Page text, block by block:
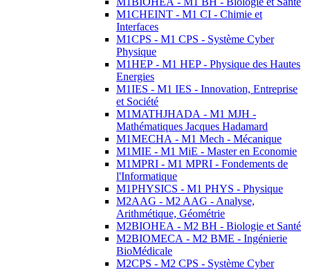
M1CHEINT - M1 CI - Chimie et
Interfaces
M1CPS - M1 CPS - Système Cyber
Physique
M1HEP - M1 HEP - Physique des Hautes
Energies
M1IES - M1 IES - Innovation, Entreprise
et Société
M1MATHJHADA - M1 MJH -
Mathématiques Jacques Hadamard
M1MECHA - M1 Mech - Mécanique
M1MIE - M1 MiE - Master en Economie
M1MPRI - M1 MPRI - Fondements de
l'Informatique
M1PHYSICS - M1 PHYS - Physique
M2AAG - M2 AAG - Analyse,
Arithmétique, Géométrie
M2BIOHEA - M2 BH - Biologie et Santé
M2BIOMECA - M2 BME - Ingénierie
BioMédicale
M2CPS - M2 CPS - Système Cyber